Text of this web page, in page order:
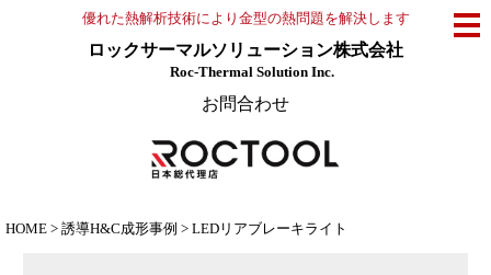
優れた熱解析技術により金型の熱問題を解決します
ロックサーマルソリューション株式会社
Roc-Thermal Solution Inc.
お問合わせ
HOME > 誘導H&C成形事例 > LEDリアブレーキライト